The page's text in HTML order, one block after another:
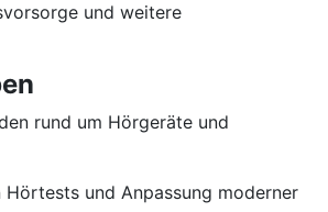
und weitere
rund um Hörgeräte und
und Anpassung moderner